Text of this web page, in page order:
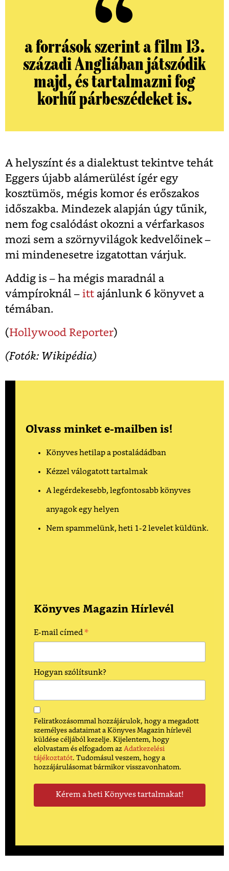
a források szerint a film 13.
századi Angliában játszódik
majd, és tartalmazni fog
korhű párbeszédeket is.
A helyszínt és a dialektust tekintve tehát
Eggers újabb alámerülést ígér egy
kosztümös, mégis komor és erőszakos
időszakba. Mindezek alapján úgy tűnik,
nem fog csalódást okozni a vérfarkasos
mozi sem a szörnyvilágok kedvelőinek –
mi mindenesetre izgatottan várjuk.
Addig is – ha mégis maradnál a
vámpíroknál – itt ajánlunk 6 könyvet a
témában.
(Hollywood Reporter)
(Fotók: Wikipédia)
Olvass minket e-mailben is!
Könyves hetilap a postaládádban
Kézzel válogatott tartalmak
A legérdekesebb, legfontosabb könyves
anyagok egy helyen
Nem spammelünk, heti 1-2 levelet küldünk.
Könyves Magazin Hírlevél
E-mail címed *
Hogyan szólítsunk?
Feliratkozásommal hozzájárulok, hogy a megadott
személyes adataimat a Könyves Magazin hírlevél
küldése céljából kezelje. Kijelentem, hogy
elolvastam és elfogadom az Adatkezelési
tájékoztatót. Tudomásul veszem, hogy a
hozzájárulásomat bármikor visszavonhatom.